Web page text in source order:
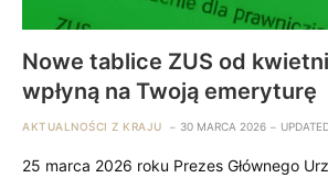
Nowe tablice ZUS od
wpłyną na Twoją emeryturę
AKTUALNOŚCI Z KRAJU 30 MARCA 2026
25 marca 2026 roku Prezes Głównego